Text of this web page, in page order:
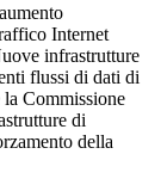
Internet
infrastrutture
flussi di dati di
Commissione
di
della